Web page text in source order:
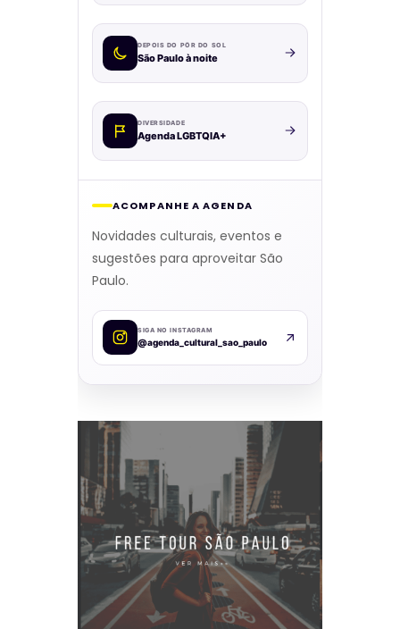
DEPOIS DO PÔR DO SOL
São Paulo à noite
DIVERSIDADE
Agenda LGBTQIA+
ACOMPANHE A AGENDA
Novidades culturais, eventos e
sugestões para aproveitar São
Paulo.
SIGA NO INSTAGRAM
@agenda_cultural_sao_paulo